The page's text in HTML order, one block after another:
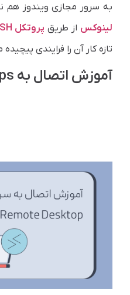
به سرور مجازی ویندوز
لینوکس از طریق پروتکل SSH
تازه کار آن را فرایندی
آموزش اتصال به vps ویندوز